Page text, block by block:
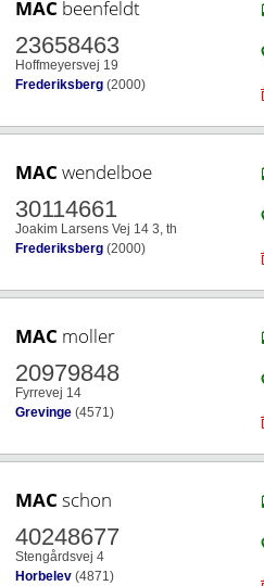
MAC beenfeldt
23658463
Hoffmeyersvej 19
Frederiksberg (2000)
MAC wendelboe
30114661
Joakim Larsens Vej 14 3, th
Frederiksberg (2000)
MAC moller
20979848
Fyrrevej 14
Grevinge (4571)
MAC schon
40248677
Stengårdsvej 4
Horbelev (4871)